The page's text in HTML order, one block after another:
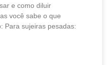
e como diluir
você sabe o que
Para sujeiras pesadas: